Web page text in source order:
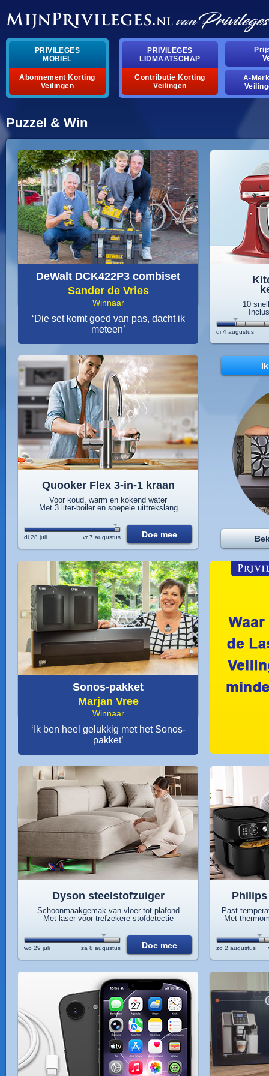
PRIVILEGES
MOBIEL
Abonnement Korting
Veilingen
PRIVILEGES
LIDMAATSCHAP
Contributie Korting
Veilingen
A-
Puzzel & Win
DeWalt DCK422P3 combiset
Sander de Vries
Winnaar
‘Die set komt goed van pas, dacht ik
meteen’
10
di 4 augustus
Quooker Flex 3-in-1 kraan
Voor koud, warm en kokend water
Met 3 liter-boiler en soepele uittrekslang
di 28 juli vr 7 augustus Doe mee
Sonos-pakket
Marjan Vree
Winnaar
‘Ik ben heel gelukkig met het Sonos-
pakket’
Dyson steelstofzuiger
Schoonmaakgemak van vloer tot plafond
Met laser voor trefzekere stofdetectie
wo 29 juli za 8 augustus Doe mee
Past
Met
zo 2 augustus